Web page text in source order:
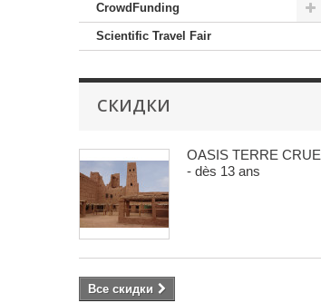
CrowdFunding
Scientific Travel Fair
СКИДКИ
OASIS TERRE CRUE
- dès 13 ans
Все скидки